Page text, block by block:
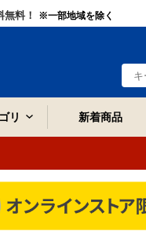
料！ ※一部地域を除く
リ 新着商品